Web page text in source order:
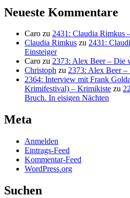
Neueste Kommentare
Caro zu 2431: Claudia Rimkus
Claudia Rimkus zu 2431:
Einsteiger
Caro zu 2373: Alex Beer – Die
Christoph zu 2373: Alex Beer –
2364: Interview mit Frank
Krimifestival) – Krimikiste zu
Bruch. In eisigen Nächten
Meta
Anmelden
Eintrags-Feed
Kommentar-Feed
WordPress.org
Suchen